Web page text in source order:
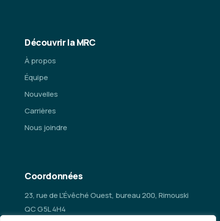
Découvrir la MRC
À propos
Équipe
Nouvelles
Carrières
Nous joindre
Coordonnées
23, rue de L'Évêché Ouest, bureau 200, Rimouski
QC G5L 4H4